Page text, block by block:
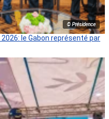
© Présidence
le Gabon représenté par